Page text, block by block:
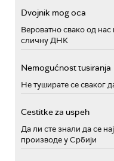
Dvojnik mog oca
Вероватно свако од нас
сличну ДНК
Nemogućnost tusiranja
Не туширате се сваког
Cestitke za uspeh
Да ли сте знали да се
производе у Србији